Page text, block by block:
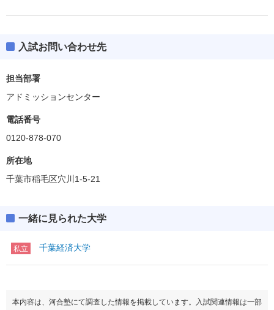
入試お問い合わせ先
担当部署
アドミッションセンター
電話番号
0120-878-070
所在地
千葉市稲毛区穴川1-5-21
一緒に見られた大学
私立 千葉経済大学
本内容は、河合塾にて調査した情報を掲載しています。入試関連情報は一部